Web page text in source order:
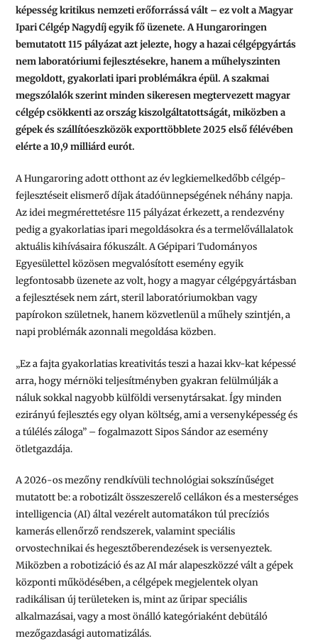
képesség kritikus nemzeti erőforrássá vált – ez volt a Magyar
Ipari Célgép Nagydíj egyik fő üzenete. A Hungaroringen
bemutatott 115 pályázat azt jelezte, hogy a hazai célgépgyártás
nem laboratóriumi fejlesztésekre, hanem a műhelyszinten
megoldott, gyakorlati ipari problémákra épül. A szakmai
megszólalók szerint minden sikeresen megtervezett magyar
célgép csökkenti az ország kiszolgáltatottságát, miközben a
gépek és szállítóeszközök exporttöbblete 2025 első félévében
elérte a 10,9 milliárd eurót.
A Hungaroring adott otthont az év legkiemelkedőbb célgép-
fejlesztéseit elismerő díjak átadóünnepségének néhány napja.
Az idei megmérettetésre 115 pályázat érkezett, a rendezvény
pedig a gyakorlatias ipari megoldásokra és a termelővállalatok
aktuális kihívásaira fókuszált. A Gépipari Tudományos
Egyesülettel közösen megvalósított esemény egyik
legfontosabb üzenete az volt, hogy a magyar célgépgyártásban
a fejlesztések nem zárt, steril laboratóriumokban vagy
papírokon születnek, hanem közvetlenül a műhely szintjén, a
napi problémák azonnali megoldása közben.
„Ez a fajta gyakorlatias kreativitás teszi a hazai kkv-kat képessé
arra, hogy mérnöki teljesítményben gyakran felülmúlják a
náluk sokkal nagyobb külföldi versenytársakat. Így minden
ezirányú fejlesztés egy olyan költség, ami a versenyképesség és
a túlélés záloga” – fogalmazott Sipos Sándor az esemény
ötletgazdája.
A 2026-os mezőny rendkívüli technológiai sokszínűséget
mutatott be: a robotizált összeszerelő cellákon és a mesterséges
intelligencia (AI) által vezérelt automatákon túl precíziós
kamerás ellenőrző rendszerek, valamint speciális
orvostechnikai és hegesztőberendezések is versenyeztek.
Miközben a robotizáció és az AI már alapeszközzé vált a gépek
központi működésében, a célgépek megjelentek olyan
radikálisan új területeken is, mint az űripar speciális
alkalmazásai, vagy a most önálló kategóriaként debütáló
mezőgazdasági automatizálás.